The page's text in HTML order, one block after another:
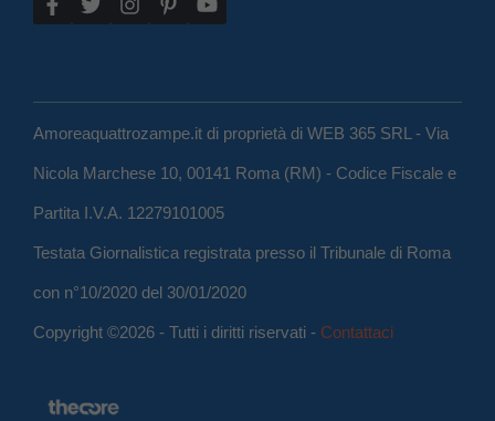
Amoreaquattrozampe.it di proprietà di WEB 365 SRL - Via
Nicola Marchese 10, 00141 Roma (RM) - Codice Fiscale e
Partita I.V.A. 12279101005
Testata Giornalistica registrata presso il Tribunale di Roma
con n°10/2020 del 30/01/2020
Copyright ©2026 - Tutti i diritti riservati - Contattaci